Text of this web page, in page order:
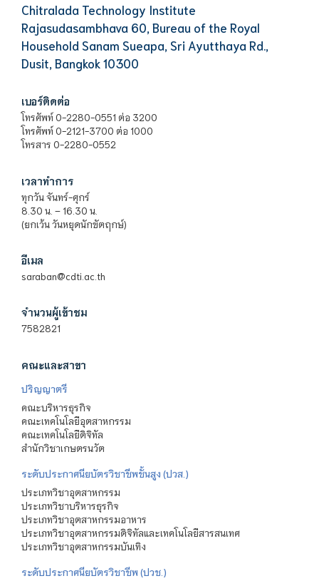
Chitralada Technology Institute
Rajasudasambhava 60, Bureau of the Royal
Household Sanam Sueapa, Sri Ayutthaya Rd.,
Dusit, Bangkok 10300
เบอร์ติดต่อ
โทรศัพท์ 0-2280-0551 ต่อ 3200
โทรศัพท์ 0-2121-3700 ต่อ 1000
โทรสาร 0-2280-0552
เวลาทำการ
ทุกวัน จันทร์-ศุกร์
8.30 น. – 16.30 น.
(ยกเว้น วันหยุดนักขัตฤกษ์)
อีเมล
saraban@cdti.ac.th
จำนวนผู้เข้าชม
7582821
คณะและสาขา
ปริญญาตรี
คณะบริหารธุรกิจ
คณะเทคโนโลยีอุตสาหกรรม
คณะเทคโนโลยีดิจิทัล
สำนักวิชาเกษตรนวัต
ระดับประกาศนียบัตรวิชาชีพชั้นสูง (ปวส.)
ประเภทวิชาอุตสาหกรรม
ประเภทวิชาบริหารธุรกิจ
ประเภทวิชาอุตสาหกรรมอาหาร
ประเภทวิชาอุตสาหกรรมดิจิทัลและเทคโนโลยีสารสนเทศ
ประเภทวิชาอุตสาหกรรมบันเทิง
ระดับประกาศนียบัตรวิชาชีพ (ปวช.)